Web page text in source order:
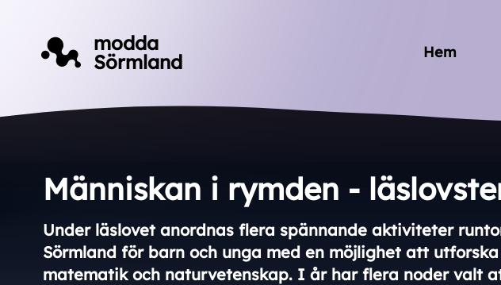
modda
Sörmland
Hem
Människan i rymden -
Under läslovet anordnas flera spännande aktiviteter
Sörmland för barn och unga med en möjlighet att
matematik och naturvetenskap. I år har flera noder valt